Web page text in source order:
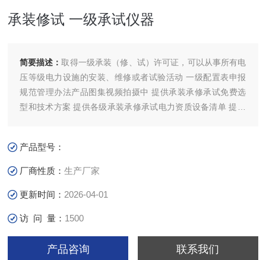
承装修试 一级承试仪器
简要描述：取得一级承装（修、试）许可证，可以从事所有电
压等级电力设施的安装、维修或者试验活动 一级配置表申报
规范管理办法产品图集视频拍摄中 提供承装承修承试免费选
型和技术方案 提供各级承装承修承试电力资质设备清单 提供
产品型号：
厂商性质：生产厂家
更新时间： 2026-04-01
访 问 量： 1500
产品咨询 联系我们